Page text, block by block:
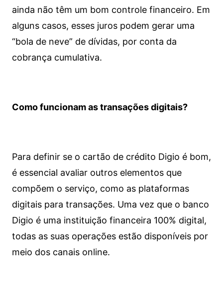
ainda não têm um bom controle financeiro. Em
alguns casos, esses juros podem gerar uma
“bola de neve” de dívidas, por conta da
cobrança cumulativa.
Como funcionam as transações digitais?
Para definir se o cartão de crédito Digio é bom,
é essencial avaliar outros elementos que
compõem o serviço, como as plataformas
digitais para transações. Uma vez que o banco
Digio é uma instituição financeira 100% digital,
todas as suas operações estão disponíveis por
meio dos canais online.